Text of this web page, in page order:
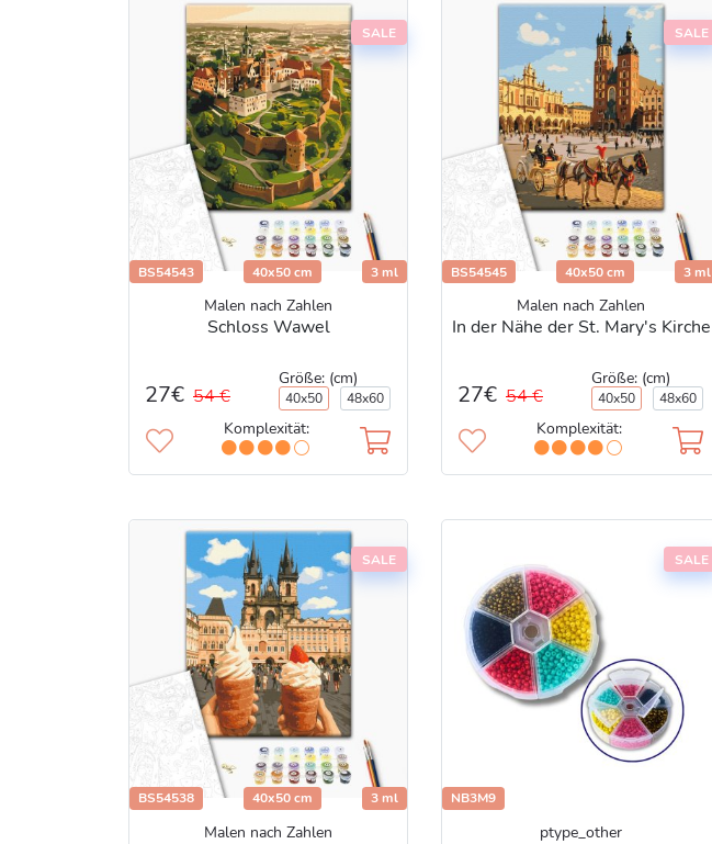
SALE
BS54543 40x50 cm 3 ml
Malen nach Zahlen
Schloss Wawel
27€ 54 €
Größe: (cm)
40x50 48x60
Komplexität:
SALE
BS54545 40x50 cm 3 ml
Malen nach Zahlen
In der Nähe der St. Mary's Kirche
27€ 54 €
Größe: (cm)
40x50 48x60
Komplexität:
SALE
BS54538 40x50 cm 3 ml
Malen nach Zahlen
SALE
NB3M9
ptype_other